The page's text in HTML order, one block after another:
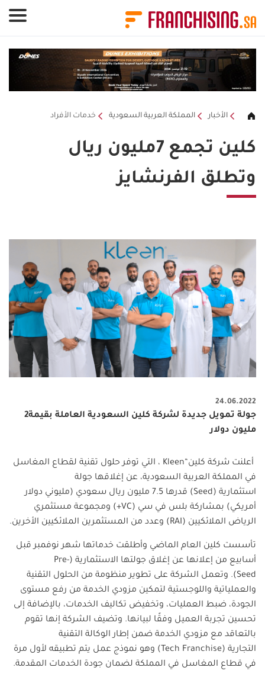
الأخبار المملكة العربية السعودية خدمات الأفراد
كلين تجمع 7مليون ريال
وتطلق الفرنشايز
24.06.2022
جولة تمويل جديدة لشركة كلين السعودية العاملة بقيمة2
مليون دولار
أعلنت شركة كلين“Kleen
، التي توفر حلول تقنية لقطاع المغاسل
في المملكة العربية السعودية، عن إغلاقها جولة
استثمارية (Seed)
قدرها 7.5 مليون ريال سعودي (مليوني دولار
أمريكي) بمشاركة بلس في سي (VC+)
ومجموعة مستثمري
الرياض الملائكيين (RAI) وعدد من المستثمرين الملائكيين الأخرين.
تأسست كلين العام الماضي وأطلقت خدماتها شهر نوفمبر قبل
أسابيع من إعلانها عن إغلاق جولتها الاستثمارية
(Pre-
Seed).
وتعمل الشركة على تطوير منظومة من الحلول التقنية
والعملياتية واللوجستية لتمكين مزودي الخدمة من رفع مستوى
الجودة، ضبط العمليات، وتخفيض تكاليف الخدمات، بالإضافة إلى
تحسين تجربة العميل وفقًا لبيانها. وتضيف الشركة إنها تقوم
بالتعاقد مع مزودي الخدمة ضمن إطار الوكالة التقنية
التجارية (Tech Franchise)
وهو نموذج عمل يتم تطبيقه لأول مرة
في قطاع المغاسل في المملكة لضمان جودة الخدمات المقدمة.
لوحة إدارة ملفات تعريف الارتباط